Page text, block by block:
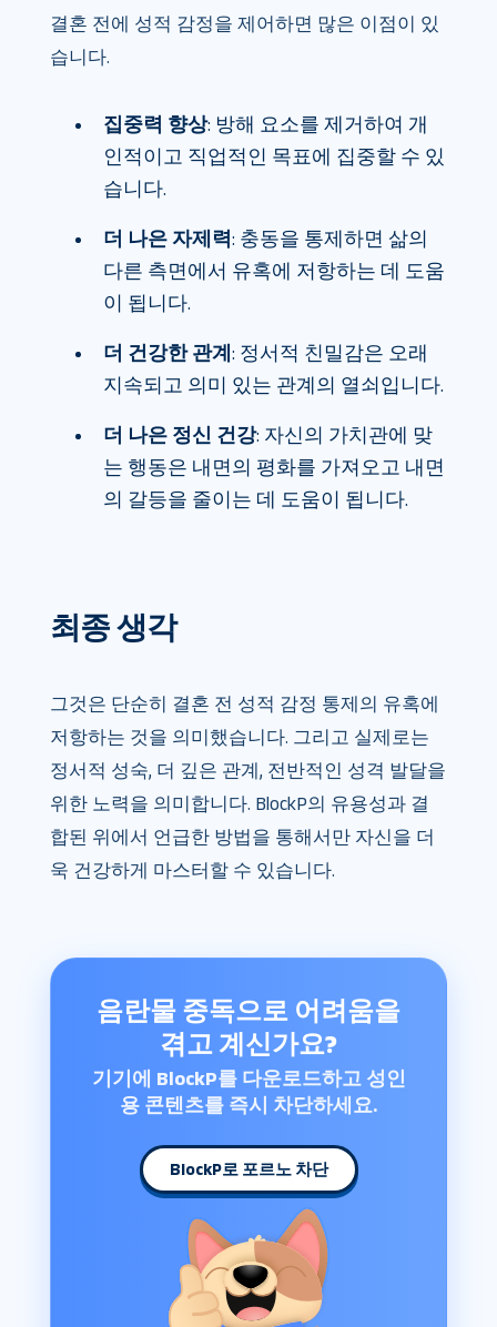
결혼 전에 성적 감정을 제어하면 많은 이점이 있
습니다.
집중력 향상: 방해 요소를 제거하여 개
인적이고 직업적인 목표에 집중할 수 있
습니다.
더 나은 자제력: 충동을 통제하면 삶의
다른 측면에서 유혹에 저항하는 데 도움
이 됩니다.
더 건강한 관계 : 정서적 친밀감은 오래
지속되고 의미 있는 관계의 열쇠입니다.
더 나은 정신 건강: 자신의 가치관에 맞
는 행동은 내면의 평화를 가져오고 내면
의 갈등을 줄이는 데 도움이 됩니다.
최종 생각
그것은 단순히 결혼 전 성적 감정 통제의 유혹에
저항하는 것을 의미했습니다. 그리고 실제로는
정서적 성숙, 더 깊은 관계, 전반적인 성격 발달을
위한 노력을 의미합니다. BlockP의 유용성과 결
합된 위에서 언급한 방법을 통해서만 자신을 더
욱 건강하게 마스터할 수 있습니다.
음란물 중독으로 어려움을
겪고 계신가요?
기기에 BlockP를 다운로드하고 성인
용 콘텐츠를 즉시 차단하세요.
BlockP로 포르노 차단